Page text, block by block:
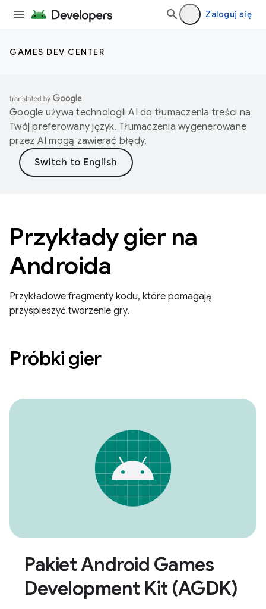
Zaloguj się
GAMES DEV CENTER
Google używa technologii AI do tłumaczenia treści na
Twój preferowany język. Tłumaczenia wygenerowane
przez AI mogą zawierać błędy.
Przykłady gier na
Androida
Przykładowe fragmenty kodu, które pomagają
przyspieszyć tworzenie gry.
Próbki gier
Pakiet Android Games
Development Kit (AGDK)